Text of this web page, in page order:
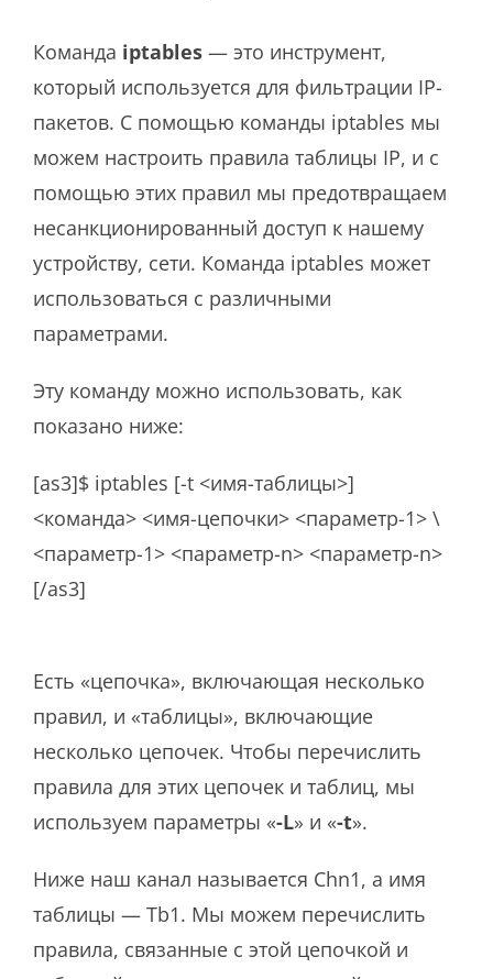
Команда iptables — это инструмент,
который используется для фильтрации IP-
пакетов. С помощью команды iptables мы
можем настроить правила таблицы IP, и с
помощью этих правил мы предотвращаем
несанкционированный доступ к нашему
устройству, сети. Команда iptables может
использоваться с различными
параметрами.
Эту команду можно использовать, как
показано ниже:
[as3]$ iptables [-t <имя-таблицы>]
<команда> <имя-цепочки> <параметр-1> \
<параметр-1> <параметр-n> <параметр-n>
[/as3]
Есть «цепочка», включающая несколько
правил, и «таблицы», включающие
несколько цепочек. Чтобы перечислить
правила для этих цепочек и таблиц, мы
используем параметры «-L» и «-t».
Ниже наш канал называется Chn1, а имя
таблицы — Tb1. Мы можем перечислить
правила, связанные с этой цепочкой и